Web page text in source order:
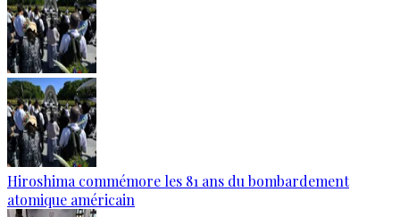
Hiroshima commémore les 81 ans du bombardement
atomique américain